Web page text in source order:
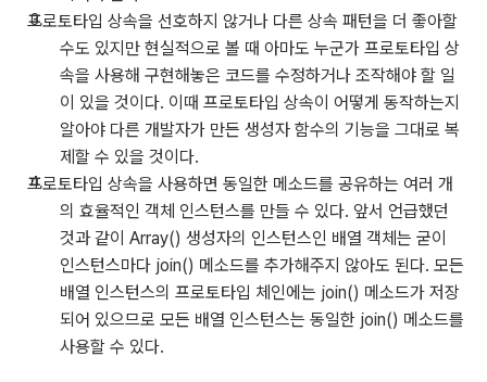
프로토타입 상속을 선호하지 않거나 다른 상속 패턴을 더 좋아할
수도 있지만 현실적으로 볼 때 아마도 누군가 프로토타입 상
속을 사용해 구현해놓은 코드를 수정하거나 조작해야 할 일
이 있을 것이다. 이때 프로토타입 상속이 어떻게 동작하는지
알아야 다른 개발자가 만든 생성자 함수의 기능을 그대로 복
제할 수 있을 것이다.
프로토타입 상속을 사용하면 동일한 메소드를 공유하는 여러 개
의 효율적인 객체 인스턴스를 만들 수 있다. 앞서 언급했던
것과 같이 Array() 생성자의 인스턴스인 배열 객체는 굳이
인스턴스마다 join() 메소드를 추가해주지 않아도 된다. 모든
배열 인스턴스의 프로토타입 체인에는 join() 메소드가 저장
되어 있으므로 모든 배열 인스턴스는 동일한 join() 메소드를
사용할 수 있다.